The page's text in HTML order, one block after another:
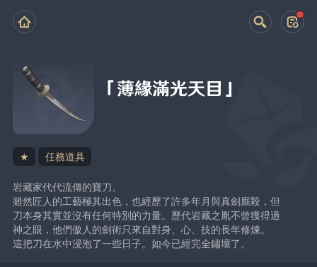
「薄緣滿光天目」
★ 任務道具
岩藏家代代流傳的寶刀。
雖然匠人的工藝極其出色，也經歷了許多年月與真劍廝殺，但
刀本身其實並沒有任何特別的力量。歷代岩藏之胤不曾獲得過
神之眼，他們傲人的劍術只來自對身、心、技的長年修煉。
這把刀在水中浸泡了一些日子。如今已經完全鏽壞了。